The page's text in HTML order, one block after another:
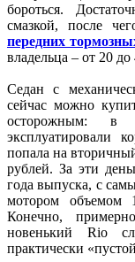
бороться.
смазкой, после
передних
владельца – от 20
Седан с
сейчас можно
осторожным: в
эксплуатировали
попала на
рублей. За эти
года выпуска, с
мотором объемом
Конечно,
новенький Rio
практически